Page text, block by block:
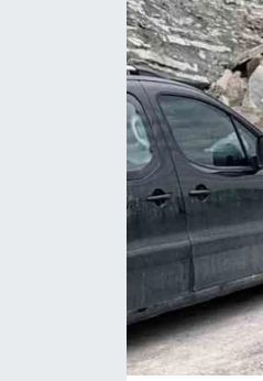
Ekonomi
Tokat Haber